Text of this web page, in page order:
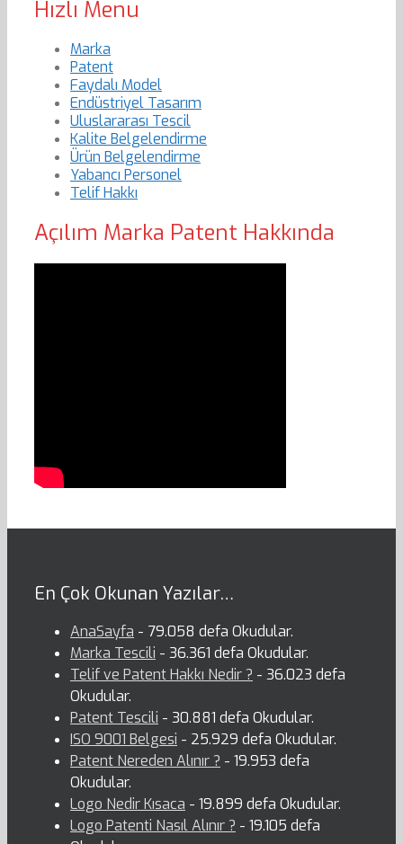
Hızlı Menu
Marka
Patent
Faydalı Model
Endüstriyel Tasarım
Uluslararası Tescil
Kalite Belgelendirme
Ürün Belgelendirme
Yabancı Personel
Telif Hakkı
Açılım Marka Patent Hakkında
En Çok Okunan Yazılar…
AnaSayfa - 79.058 defa Okudular.
Marka Tescili - 36.361 defa Okudular.
Telif ve Patent Hakkı Nedir ? - 36.023 defa
Okudular.
Patent Tescili - 30.881 defa Okudular.
ISO 9001 Belgesi - 25.929 defa Okudular.
Patent Nereden Alınır ? - 19.953 defa
Okudular.
Logo Nedir Kısaca - 19.899 defa Okudular.
Logo Patenti Nasıl Alınır ? - 19.105 defa